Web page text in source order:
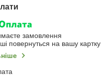
замовлення
повернуться на вашу картку